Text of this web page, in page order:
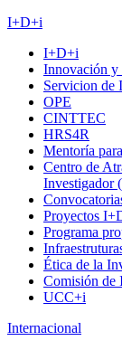
I+D+i
I+D+i
Innovación y
Servicion de
OPE
CINTTEC
HRS4R
Mentoría
Centro de
Investigador
Proyectos
Programa
Ética de la
Comisión de
UCC+i
Internacional